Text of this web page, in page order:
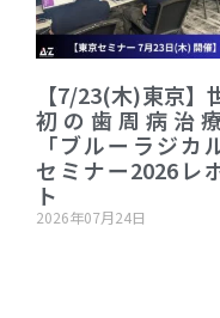
【7/23(木)東京】
初の歯周病治
「ブルーラジカ
セミナー2026レ
ト
2026年07月24日